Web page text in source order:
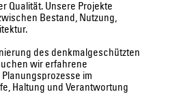
Qualität. Unsere Projekte
Bestand, Nutzung,
des denkmalgeschützten
wir erfahrene
im
Haltung und Verantwortung